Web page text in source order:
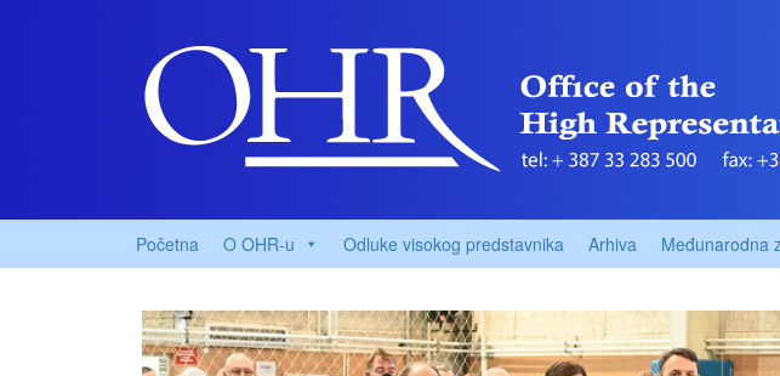
Početna O OHR-u Odluke visokog predstavnika Arhiva Međunarodna